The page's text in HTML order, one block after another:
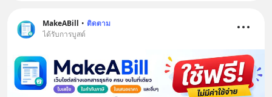
MakeABill • ติดตาม
ได้รับการบูสต์